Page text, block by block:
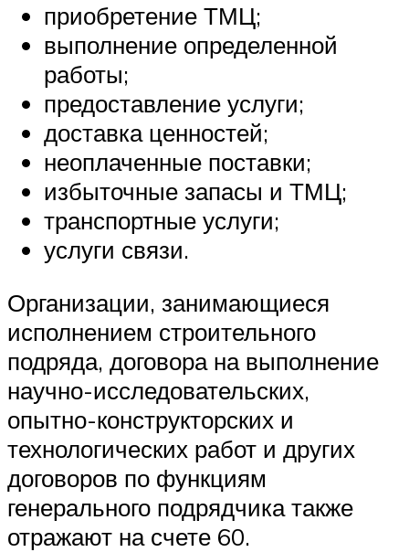
приобретение ТМЦ;
выполнение определенной
работы;
предоставление услуги;
доставка ценностей;
неоплаченные поставки;
избыточные запасы и ТМЦ;
транспортные услуги;
услуги связи.
Организации, занимающиеся
исполнением строительного
подряда, договора на выполнение
научно-исследовательских,
опытно-конструкторских и
технологических работ и других
договоров по функциям
генерального подрядчика также
отражают на счете 60.